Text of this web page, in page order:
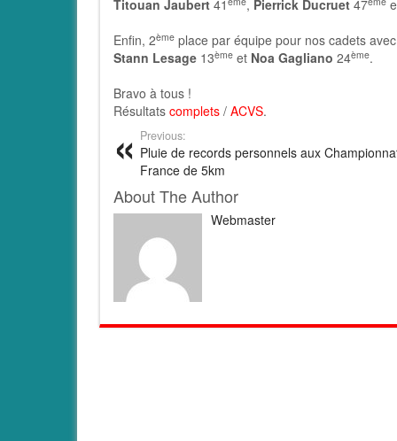
Titouan Jaubert 41 , Pierrick Ducruet 47
Enfin, 2ème place par équipe pour nos cadets
Stann Lesage 13ème et Noa Gagliano 24ème.
Bravo à tous !
Résultats complets / ACVS.
Previous:
Pluie de records personnels aux
France de 5km
About The Author
Webmaster